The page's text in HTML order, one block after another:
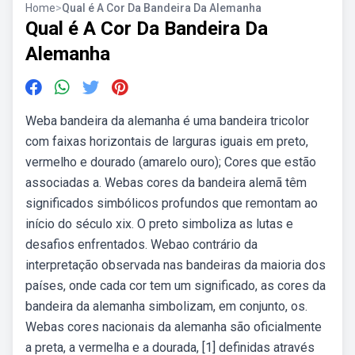
Home>Qual é A Cor Da Bandeira Da Alemanha
Qual é A Cor Da Bandeira Da
Alemanha
Weba bandeira da alemanha é uma bandeira tricolor
com faixas horizontais de larguras iguais em preto,
vermelho e dourado (amarelo ouro); Cores que estão
associadas a. Webas cores da bandeira alemã têm
significados simbólicos profundos que remontam ao
início do século xix. O preto simboliza as lutas e
desafios enfrentados. Webao contrário da
interpretação observada nas bandeiras da maioria dos
países, onde cada cor tem um significado, as cores da
bandeira da alemanha simbolizam, em conjunto, os.
Webas cores nacionais da alemanha são oficialmente
a preta, a vermelha e a dourada, [1] definidas através